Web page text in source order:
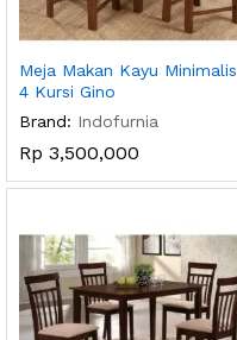
Meja Makan Kayu Minimalis
4 Kursi Gino
Brand: Indofurnia
Rp 3,500,000